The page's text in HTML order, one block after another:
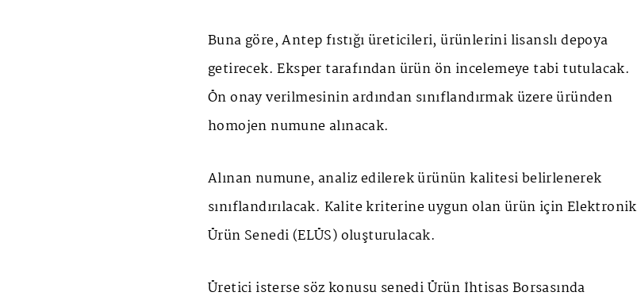
Buna göre, Antep fıstığı üreticileri, ürünlerini lisanslı depoya
getirecek. Eksper tarafından ürün ön incelemeye tabi tutulacak.
Ön onay verilmesinin ardından sınıflandırmak üzere üründen
homojen numune alınacak.
Alınan numune, analiz edilerek ürünün kalitesi belirlenerek
sınıflandırılacak. Kalite kriterine uygun olan ürün için Elektronik
Ürün Senedi (ELÜS) oluşturulacak.
Üretici isterse söz konusu senedi Ürün İhtisas Borsasında